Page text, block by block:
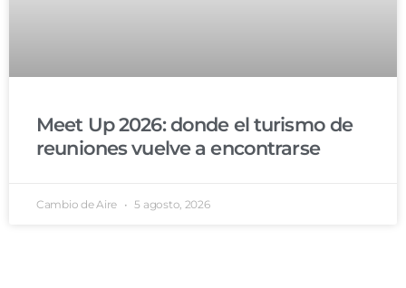
Meet Up 2026: donde el turismo de
reuniones vuelve a encontrarse
Cambio de Aire 5 agosto, 2026